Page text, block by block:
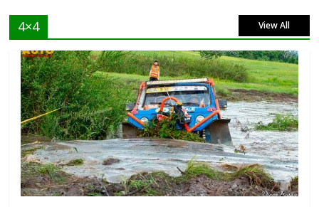
4×4 View All